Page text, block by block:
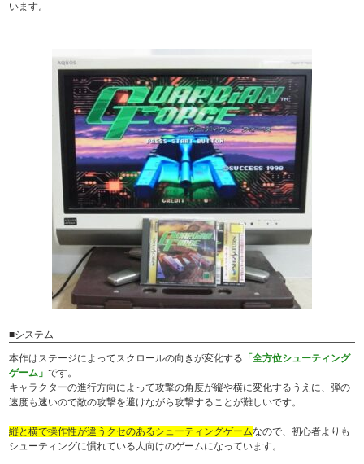
います。
■システム
本作はステージによってスクロールの向きが変化する 「全方位シューティング
ゲーム」です。
キャラクターの進行方向によって攻撃の角度が縦や横に変化するうえに、弾の
速度も速いので敵の攻撃を避けながら攻撃することが難しいです。
縦と横で操作性が違うクセのあるシューティングゲームなので、初心者よりも
シューティングに慣れている人向けのゲームになっています。